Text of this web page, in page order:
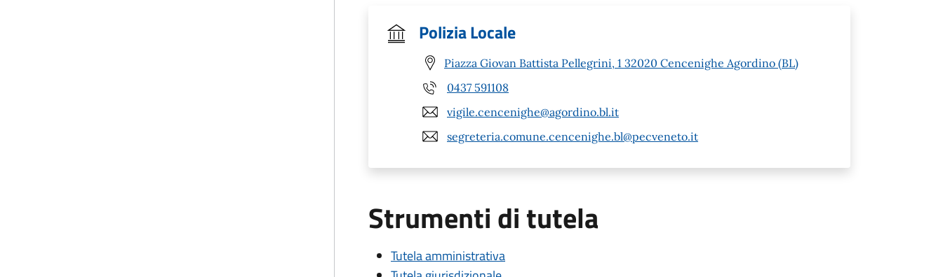
Polizia Locale
Piazza Giovan Battista Pellegrini, 1 32020 Cencenighe Agordino (BL)
0437 591108
vigile.cencenighe@agordino.bl.it
segreteria.comune.cencenighe.bl@pecveneto.it
Strumenti di tutela
Tutela amministrativa